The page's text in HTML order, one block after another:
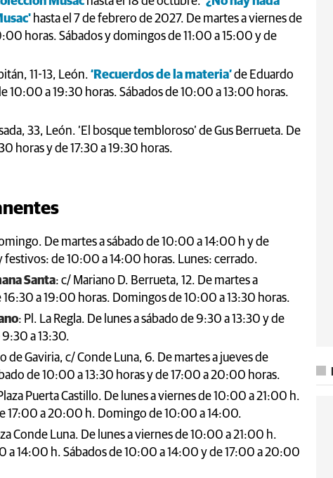
hasta el 7 de febrero de 2027. De martes a viernes de
horas. Sábados y domingos de 11:00 a 15:00 y de
11-13, León. ‘Recuerdos de la materia’de Eduardo
10:00 a 19:30 horas. Sábados de 10:00 a 13:00 horas.
33, León. ‘El bosque tembloroso’ de Gus Berrueta. De
horas y de 17:30 a 19:30 horas.
De martes a sábado de 10:00 a 14:00 h y de
de 10:00 a 14:00 horas. Lunes: cerrado.
Santa: c/ Mariano D. Berrueta, 12. De martes a
a 19:00 horas. Domingos de 10:00 a 13:30 horas.
: Pl. La Regla. De lunes a sábado de 9:30 a 13:30 y de
a 13:30.
de Gaviria, c/ Conde Luna, 6. De martes a jueves de
de 10:00 a 13:30 horas y de 17:00 a 20:00 horas.
Puerta Castillo. De lunes a viernes de 10:00 a 21:00 h.
17:00 a 20:00 h. Domingo de 10:00 a 14:00.
Conde Luna. De lunes a viernes de 10:00 a 21:00 h.
a 14:00 h. Sábados de 10:00 a 14:00 y de 17:00 a 20:00